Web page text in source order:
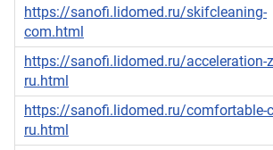
https://sanofi.lidomed.ru/skifcleaning-
com.html
https://sanofi.lidomed.ru/acceleration-
ru.html
https://sanofi.lidomed.ru/comfortable-
ru.html